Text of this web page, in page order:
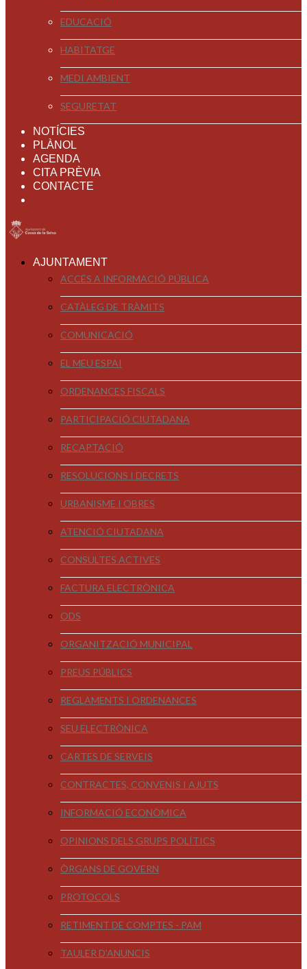
EDUCACIÓ
HABITATGE
MEDI AMBIENT
SEGURETAT
NOTÍCIES
PLÀNOL
AGENDA
CITA PRÈVIA
CONTACTE
AJUNTAMENT
ACCÉS A INFORMACIÓ PÚBLICA
CATÀLEG DE TRÀMITS
COMUNICACIÓ
EL MEU ESPAI
ORDENANCES FISCALS
PARTICIPACIÓ CIUTADANA
RECAPTACIÓ
RESOLUCIONS I DECRETS
URBANISME I OBRES
ATENCIÓ CIUTADANA
CONSULTES ACTIVES
FACTURA ELECTRÒNICA
ODS
ORGANITZACIÓ MUNICIPAL
PREUS PÚBLICS
REGLAMENTS I ORDENANCES
SEU ELECTRÒNICA
CARTES DE SERVEIS
CONTRACTES, CONVENIS I AJUTS
INFORMACIÓ ECONÒMICA
OPINIONS DELS GRUPS POLÍTICS
ÒRGANS DE GOVERN
PROTOCOLS
RETIMENT DE COMPTES - PAM
TAULER D'ANUNCIS